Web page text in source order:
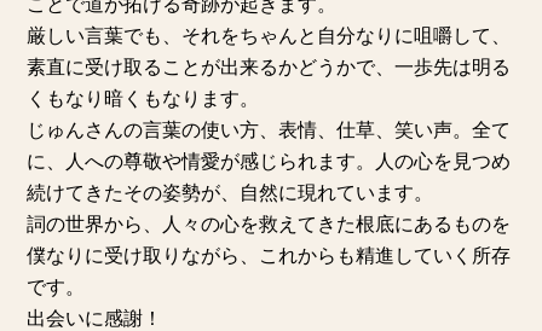
ことで道が拓ける奇跡が起きます。
厳しい言葉でも、それをちゃんと自分なりに咀嚼して、
素直に受け取ることが出来るかどうかで、一歩先は明る
くもなり暗くもなります。
じゅんさんの言葉の使い方、表情、仕草、笑い声。全て
に、人への尊敬や情愛が感じられます。人の心を見つめ
続けてきたその姿勢が、自然に現れています。
詞の世界から、人々の心を救えてきた根底にあるものを
僕なりに受け取りながら、これからも精進していく所存
です。
出会いに感謝！